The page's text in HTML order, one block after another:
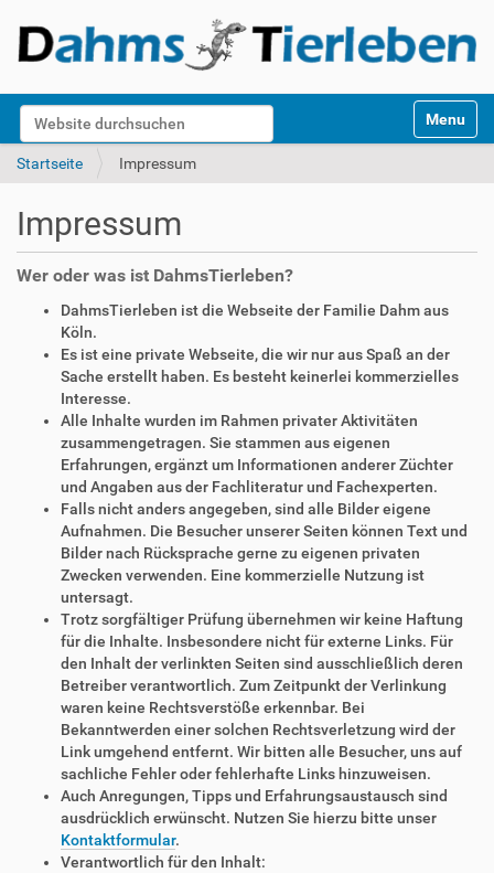
Website durchsuchen
k
Toggle
Startseite Impressum
Impressum
Wer oder was ist DahmsTierleben?
DahmsTierleben ist die Webseite der Familie Dahm aus
Köln.
Es ist eine private Webseite, die wir nur aus Spaß an der
Sache erstellt haben. Es besteht keinerlei kommerzielles
Interesse.
Alle Inhalte wurden im Rahmen privater Aktivitäten
zusammengetragen. Sie stammen aus eigenen
Erfahrungen, ergänzt um Informationen anderer Züchter
und Angaben aus der Fachliteratur und Fachexperten.
Falls nicht anders angegeben, sind alle Bilder eigene
Aufnahmen. Die Besucher unserer Seiten können Text und
Bilder nach Rücksprache gerne zu eigenen privaten
Zwecken verwenden. Eine kommerzielle Nutzung ist
untersagt.
Trotz sorgfältiger Prüfung übernehmen wir keine Haftung
für die Inhalte. Insbesondere nicht für externe Links. Für
den Inhalt der verlinkten Seiten sind ausschließlich deren
Betreiber verantwortlich. Zum Zeitpunkt der Verlinkung
waren keine Rechtsverstöße erkennbar. Bei
Bekanntwerden einer solchen Rechtsverletzung wird der
Link umgehend entfernt. Wir bitten alle Besucher, uns auf
sachliche Fehler oder fehlerhafte Links hinzuweisen.
Auch Anregungen, Tipps und Erfahrungsaustausch sind
ausdrücklich erwünscht. Nutzen Sie hierzu bitte unser
Kontaktformular.
Verantwortlich für den Inhalt: